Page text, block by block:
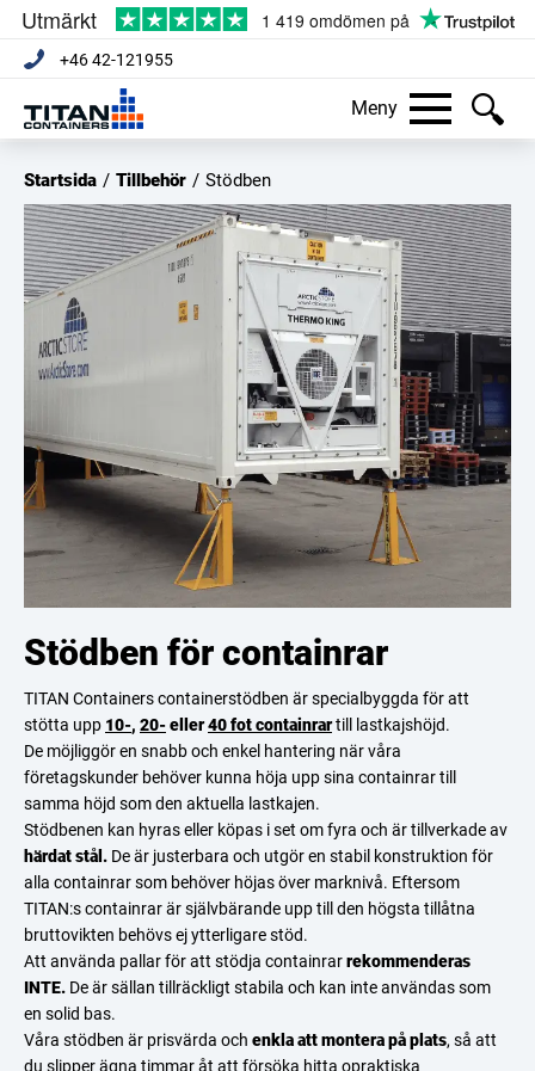
+46 42-121955
Meny
Startsida / Tillbehör / Stödben
Stödben för containrar
TITAN Containers containerstödben är specialbyggda för att
stötta upp 10-, 20-eller40 fot containrartill lastkajshöjd.
De möjliggör en snabb och enkel hantering när våra
företagskunder behöver kunna höja upp sina containrar till
samma höjd som den aktuella lastkajen.
Stödbenen kan hyras eller köpas i set om fyra och är tillverkade av
härdat stål. De är justerbara och utgör en stabil konstruktion för
alla containrar som behöver höjas över marknivå. Eftersom
TITAN:s containrar är självbärande upp till den högsta tillåtna
bruttovikten behövs ej ytterligare stöd.
Att använda pallar för att stödja containrarrekommenderas
INTE. De är sällan tillräckligt stabila och kan inte användas som
en solid bas.
Våra stödben är prisvärda och enkla att montera på plats, så att
du slipper ägna timmar åt att försöka hitta opraktiska